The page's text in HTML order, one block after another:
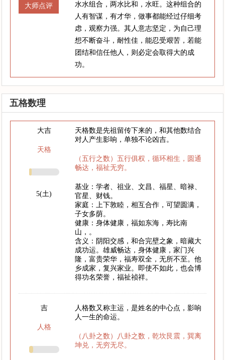
大师点评
水水组合，两水比和，水旺。这种组合的
人有智谋，有才华，做事都能经过仔细考
虑，观察力强。其人意志坚定，为自己理
想不断奋斗，耐性佳，能忍受艰苦，若能
团结和信任他人，则必定会取得大的成
功。
五格数理
大吉
天格
5(土)
天格数是先祖留传下来的，和其他数结合
对人产生影响，单独不论凶吉。
（五行之数）五行俱权，循环相生，圆通
畅达，福祉无穷。
基业：学者、祖业、文昌、福星、暗禄、
官星、财钱。
家庭：上下敦睦，相互合作，可望圆满，
子女多荫。
健康：身体健康，福如东海，寿比南
山，。
含义：阴阳交感，和合完壁之象，暗藏大
成功运。雄威畅达，身体健康，家门兴
隆，富贵荣华，福寿双全，无所不至。他
乡成家，复兴家业。即使不如此，也会博
得功名荣誉，福祉祯祥。
吉
人格
人格数又称主运，是姓名的中心点，影响
人一生的命运。
（八卦之数）八卦之数，乾坎艮震，巽离
坤兑，无穷无尽。